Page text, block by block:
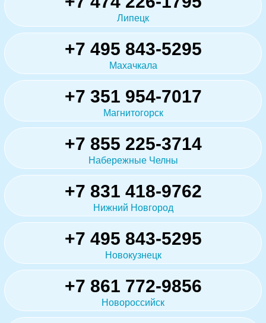
Липецк
+7 495 843-5295
Махачкала
+7 351 954-7017
Магнитогорск
+7 855 225-3714
Набережные Челны
+7 831 418-9762
Нижний Новгород
+7 495 843-5295
Новокузнецк
+7 861 772-9856
Новороссийск